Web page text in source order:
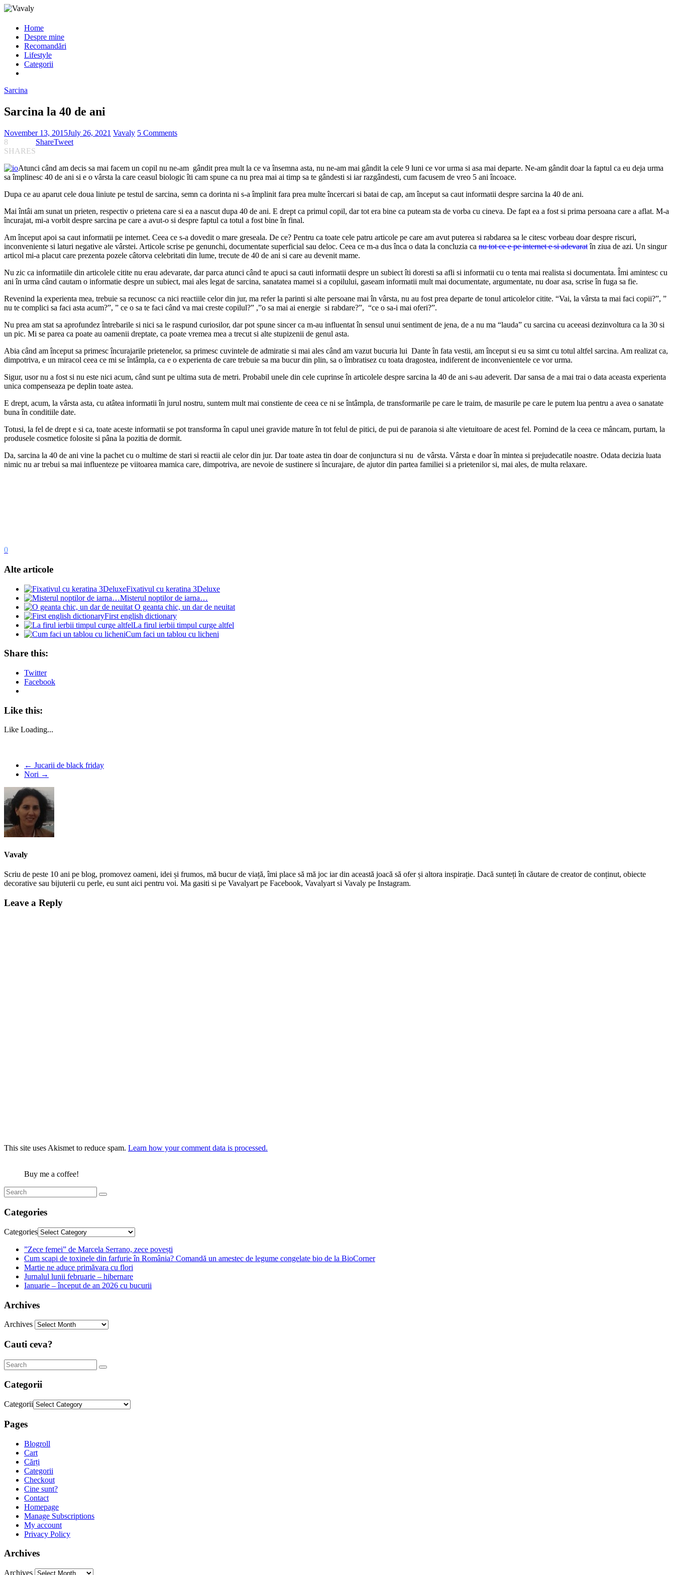
Home
Despre mine
Recomandări
Lifestyle
Categorii
Sarcina
Sarcina la 40 de ani
November 13, 2015July 26, 2021 Vavaly 5 Comments
8
SHARES
ShareTweet
Atunci când am decis sa mai facem un copil nu ne-am gândit prea mult la ce va însemna asta, nu ne-am mai gândit la cele 9 luni ce vor urma si asa mai departe. Ne-am gândit doar la faptul ca eu deja urma
sa împlinesc 40 de ani si e o vârsta la care ceasul biologic îti cam spune ca nu prea mai ai timp sa te gândesti si iar razgândesti, cum facusem de vreo 5 ani încoace.
Dupa ce au aparut cele doua liniute pe testul de sarcina, semn ca dorinta ni s-a împlinit fara prea multe încercari si batai de cap, am început sa caut informatii despre sarcina la 40 de ani.
Mai întâi am sunat un prieten, respectiv o prietena care si ea a nascut dupa 40 de ani. E drept ca primul copil, dar tot era bine ca puteam sta de vorba cu cineva. De fapt ea a fost si prima persoana care a aflat. M-a
încurajat, mi-a vorbit despre sarcina pe care a avut-o si despre faptul ca totul a fost bine în final.
Am început apoi sa caut informatii pe internet. Ceea ce s-a dovedit o mare greseala. De ce? Pentru ca toate cele patru articole pe care am avut puterea si rabdarea sa le citesc vorbeau doar despre riscuri,
inconveniente si laturi negative ale vârstei. Articole scrise pe genunchi, documentate superficial sau deloc. Ceea ce m-a dus înca o data la concluzia ca nu tot ce e pe internet e si adevaratîn ziua de azi. Un singur
articol mi-a placut care prezenta pozele câtorva celebritati din lume, trecute de 40 de ani si care au devenit mame.
Nu zic ca informatiile din articolele citite nu erau adevarate, dar parca atunci când te apuci sa cauti informatii despre un subiect îti doresti sa afli si informatii cu o tenta mai realista si documentata. Îmi amintesc cu
ani în urma când cautam o informatie despre un subiect, mai ales legat de sarcina, sanatatea mamei si a copilului, gaseam informatii mult mai documentate, argumentate, nu doar asa, scrise în fuga sa fie.
Revenind la experienta mea, trebuie sa recunosc ca nici reactiile celor din jur, ma refer la parinti si alte persoane mai în vârsta, nu au fost prea departe de tonul articolelor citite. “Vai, la vârsta ta mai faci copii?”, ”
nu te complici sa faci asta acum?”, ” ce o sa te faci când va mai creste copilul?” ,”o sa mai ai energie si rabdare?”, “ce o sa-i mai oferi?”.
Nu prea am stat sa aprofundez întrebarile si nici sa le raspund curiosilor, dar pot spune sincer ca m-au influentat în sensul unui sentiment de jena, de a nu ma “lauda” cu sarcina cu aceeasi dezinvoltura ca la 30 si
un pic. Mi se parea ca poate au oamenii dreptate, ca poate vremea mea a trecut si alte stupizenii de genul asta.
Abia când am început sa primesc încurajarile prietenelor, sa primesc cuvintele de admiratie si mai ales când am vazut bucuria lui Dante în fata vestii, am început si eu sa simt cu totul altfel sarcina. Am realizat ca,
dimpotriva, e un miracol ceea ce mi se întâmpla, ca e o experienta de care trebuie sa ma bucur din plin, sa o îmbratisez cu toata dragostea, indiferent de inconvenientele ce vor urma.
Sigur, usor nu a fost si nu este nici acum, când sunt pe ultima suta de metri. Probabil unele din cele cuprinse în articolele despre sarcina la 40 de ani s-au adeverit. Dar sansa de a mai trai o data aceasta experienta
unica compenseaza pe deplin toate astea.
E drept, acum, la vârsta asta, cu atâtea informatii în jurul nostru, suntem mult mai constiente de ceea ce ni se întâmpla, de transformarile pe care le traim, de masurile pe care le putem lua pentru a avea o sanatate
buna în conditiile date.
Totusi, la fel de drept e si ca, toate aceste informatii se pot transforma în capul unei gravide mature în tot felul de pitici, de pui de paranoia si alte vietuitoare de acest fel. Pornind de la ceea ce mâncam, purtam, la
produsele cosmetice folosite si pâna la pozitia de dormit.
Da, sarcina la 40 de ani vine la pachet cu o multime de stari si reactii ale celor din jur. Dar toate astea tin doar de conjunctura si nu de vârsta. Vârsta e doar în mintea si prejudecatile noastre. Odata decizia luata
nimic nu ar trebui sa mai influenteze pe viitoarea mamica care, dimpotriva, are nevoie de sustinere si încurajare, de ajutor din partea familiei si a prietenilor si, mai ales, de multa relaxare.
0
Alte articole
Fixativul cu keratina 3Deluxe
Misterul noptilor de iarna…
O geanta chic, un dar de neuitat
First english dictionary
La firul ierbii timpul curge altfel
Cum faci un tablou cu licheni
Share this:
Twitter
Facebook
Like this:
Like Loading...
← Jucarii de black friday
Nori →
Vavaly
Scriu de peste 10 ani pe blog, promovez oameni, idei și frumos, mă bucur de viață, îmi place să mă joc iar din această joacă să ofer și altora inspirație. Dacă sunteți în căutare de creator de conținut, obiecte
decorative sau bijuterii cu perle, eu sunt aici pentru voi. Ma gasiti si pe Vavalyart pe Facebook, Vavalyart si Vavaly pe Instagram.
Leave a Reply
This site uses Akismet to reduce spam. Learn how your comment data is processed.
Buy me a coffee!
Categories
Categories
”Zece femei” de Marcela Serrano, zece povești
Cum scapi de toxinele din farfurie în România? Comandă un amestec de legume congelate bio de la BioCorner
Martie ne aduce primăvara cu flori
Jurnalul lunii februarie – hibernare
Ianuarie – început de an 2026 cu bucurii
Archives
Archives
Cauti ceva?
Categorii
Categorii
Pages
Blogroll
Cart
Cărți
Categorii
Checkout
Cine sunt?
Contact
Homepage
Manage Subscriptions
My account
Privacy Policy
Archives
Archives